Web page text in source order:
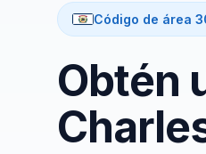
Analíticas de
Bandeja unificada
Zapier NEW
Código de área
Obtén